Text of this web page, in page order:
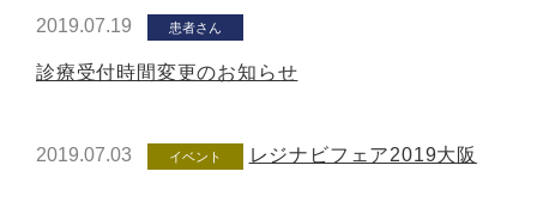
2019.07.19 患者さん
診療受付時間変更のお知らせ
2019.07.03 イベント レジナビフェア2019大阪